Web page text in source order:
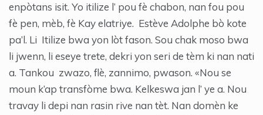
enpòtans isit. Yo itilize l’ pou fè chabon, nan fou pou
fè pen, mèb, fè Kay elatriye. Estève Adolphe bò kote
pa’l. Li Itilize bwa yon lòt fason. Sou chak moso bwa
li jwenn, li eseye trete, dekri yon seri de tèm ki nan nati
a. Tankou zwazo, flè, zannimo, pwason. «Nou se
moun k’ap transfòme bwa. Kelkeswa jan l’ ye a. Nou
travay li depi nan rasin rive nan tèt. Nan domèn ke